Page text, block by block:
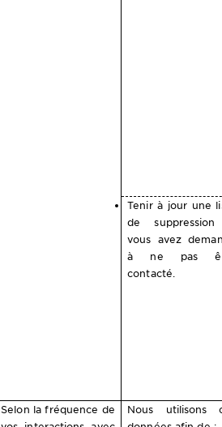
Tenir à jour une
de
vous avez
à ne pas
contacté.
Selon la fréquence de
Nous utilisons